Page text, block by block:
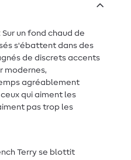
un fond chaud de
s'ébattent dans des
de discrets accents
modernes,
agréablement
qui aiment les
pas trop les
Terry se blottit